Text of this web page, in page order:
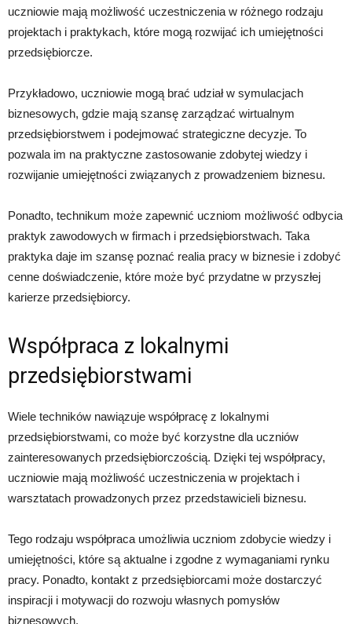
uczniowie mają możliwość uczestniczenia w różnego rodzaju
projektach i praktykach, które mogą rozwijać ich umiejętności
przedsiębiorcze.
Przykładowo, uczniowie mogą brać udział w symulacjach
biznesowych, gdzie mają szansę zarządzać wirtualnym
przedsiębiorstwem i podejmować strategiczne decyzje. To
pozwala im na praktyczne zastosowanie zdobytej wiedzy i
rozwijanie umiejętności związanych z prowadzeniem biznesu.
Ponadto, technikum może zapewnić uczniom możliwość odbycia
praktyk zawodowych w firmach i przedsiębiorstwach. Taka
praktyka daje im szansę poznać realia pracy w biznesie i zdobyć
cenne doświadczenie, które może być przydatne w przyszłej
karierze przedsiębiorcy.
Współpraca z lokalnymi
przedsiębiorstwami
Wiele techników nawiązuje współpracę z lokalnymi
przedsiębiorstwami, co może być korzystne dla uczniów
zainteresowanych przedsiębiorczością. Dzięki tej współpracy,
uczniowie mają możliwość uczestniczenia w projektach i
warsztatach prowadzonych przez przedstawicieli biznesu.
Tego rodzaju współpraca umożliwia uczniom zdobycie wiedzy i
umiejętności, które są aktualne i zgodne z wymaganiami rynku
pracy. Ponadto, kontakt z przedsiębiorcami może dostarczyć
inspiracji i motywacji do rozwoju własnych pomysłów
biznesowych.